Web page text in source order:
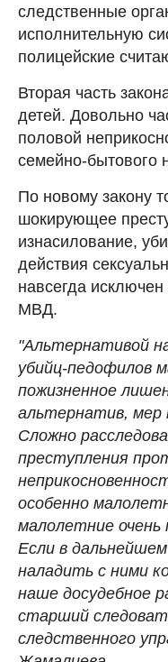
следственные
исполнительную
полицейские
Вторая часть
детей. Довольно
половой
семейно-бытового
По новому закону
шокирующее
изнасилование,
действия
навсегда
МВД.
"Альтернативой
убийц-педофилов
пожизненное
альтернатив, мер
Сложно
преступления
особенно
малолетние
Если в
наладить с ними
наше досудебное
старший
следственного